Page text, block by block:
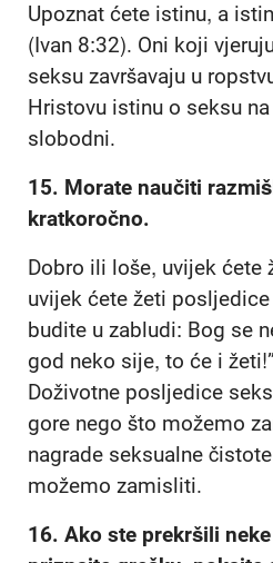
Upoznat ćete istinu, a
(Ivan 8:32). Oni koji
seksu završavaju u
Hristovu istinu o seksu
slobodni.
15. Morate naučiti
kratkoročno.
Dobro ili loše, uvijek
uvijek ćete žeti
budite u zabludi: Bog se
god neko sije, to će i
Doživotne posljedice
gore nego što možemo
nagrade seksualne
možemo zamisliti.
16. Ako ste prekršili